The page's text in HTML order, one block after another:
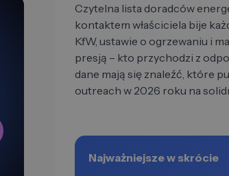
Czytelna lista doradców
kontaktem właściciela bije
KfW, ustawie o ogrzewaniu i
presją – kto przychodzi z
dane mają się znaleźć, które
outreach w 2026 roku na
Najważniejsze w skrócie